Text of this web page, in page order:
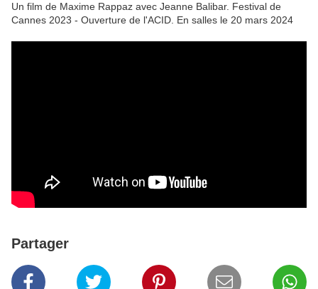
Un film de Maxime Rappaz avec Jeanne Balibar. Festival de
Cannes 2023 - Ouverture de l'ACID. En salles le 20 mars 2024
Partager